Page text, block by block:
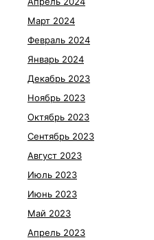
Март 2024
Февраль 2024
Январь 2024
Декабрь 2023
Ноябрь 2023
Октябрь 2023
Сентябрь 2023
Август 2023
Июль 2023
Июнь 2023
Май 2023
Апрель 2023